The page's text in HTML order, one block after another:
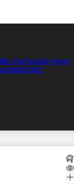
Cartuccia toner
6366C002